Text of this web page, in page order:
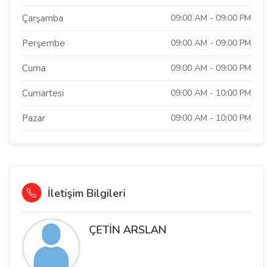
Çarşamba 09:00 AM - 09:00 PM
Perşembe 09:00 AM - 09:00 PM
Cuma 09:00 AM - 09:00 PM
Cumartesi 09:00 AM - 10:00 PM
Pazar 09:00 AM - 10:00 PM
İletişim Bilgileri
ÇETİN ARSLAN